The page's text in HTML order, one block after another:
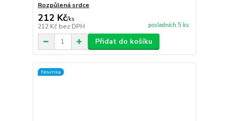
Rozpůlená srdce
212 Kč/ks
212 Kč bez DPH posledních 5 ks
Přidat do košíku
Novinka